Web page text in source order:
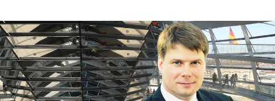
PRESSE
STELLENPORTAL